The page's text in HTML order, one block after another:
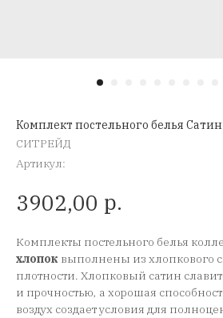
Комплект постельного белья Сатин
СИТРЕЙД
Артикул:
3902,00 р.
Комплекты постельного белья
хлопок выполнены из хлопкового
плотности. Хлопковый сатин
и прочностью, а хорошая
воздух создает условия для